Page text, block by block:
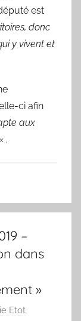
est
donc
y vivent et
ci afin
aux
.
–
dans
»
Etot